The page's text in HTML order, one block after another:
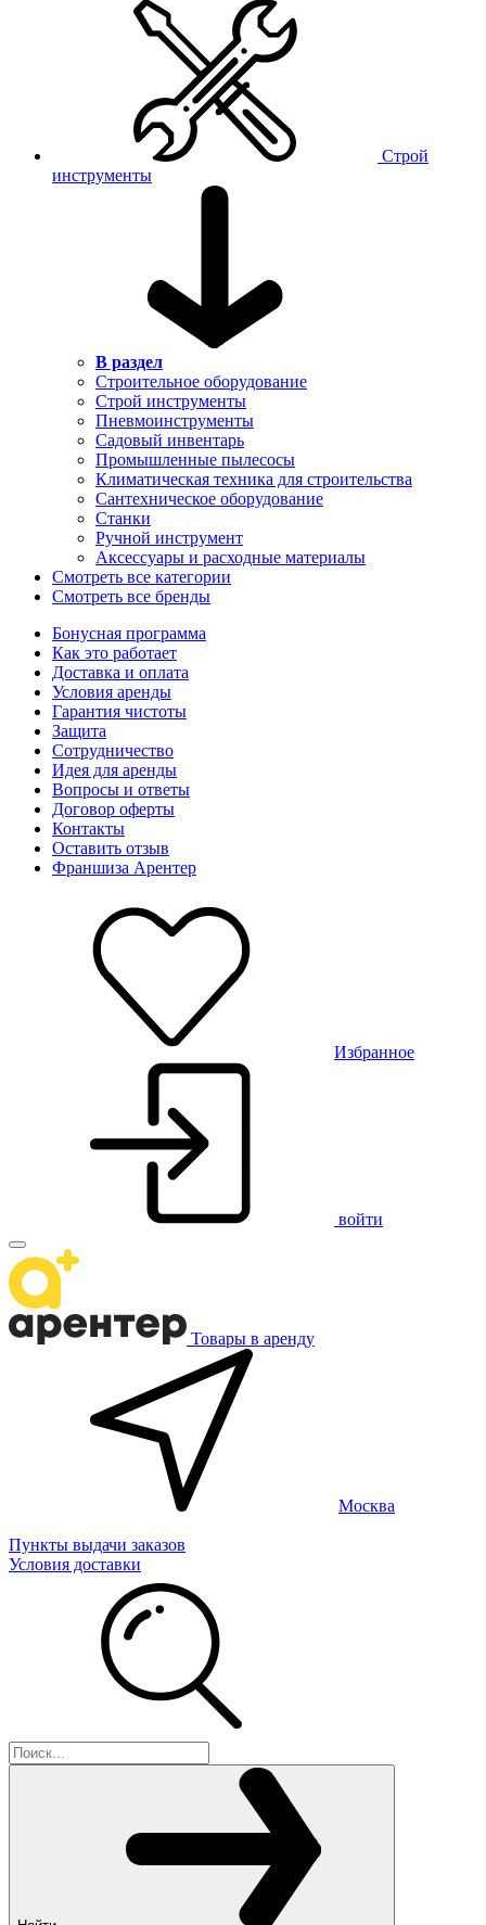
Строй
инструменты
В раздел
Строительное оборудование
Строй инструменты
Пневмоинструменты
Садовый инвентарь
Промышленные пылесосы
Климатическая техника для строительства
Сантехническое оборудование
Станки
Ручной инструмент
Аксессуары и расходные материалы
Смотреть все категории
Смотреть все бренды
Бонусная программа
Как это работает
Доставка и оплата
Условия аренды
Гарантия чистоты
Защита
Сотрудничество
Идея для аренды
Вопросы и ответы
Договор оферты
Контакты
Оставить отзыв
Франшиза Арентер
Избранное
войти
Товары в аренду
Москва
Пункты выдачи заказов
Условия доставки